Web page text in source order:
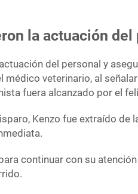
la actuación del
del personal y
veterinario, al
fuera alcanzado por el
Kenzo fue extraído de
continuar con su